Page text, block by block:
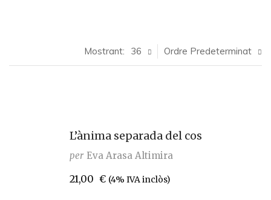
Ordre Predeterminat
Mostrant: 36
L’ànima separada del cos
per Eva Arasa Altimira
21,00 € (4% IVA inclòs)